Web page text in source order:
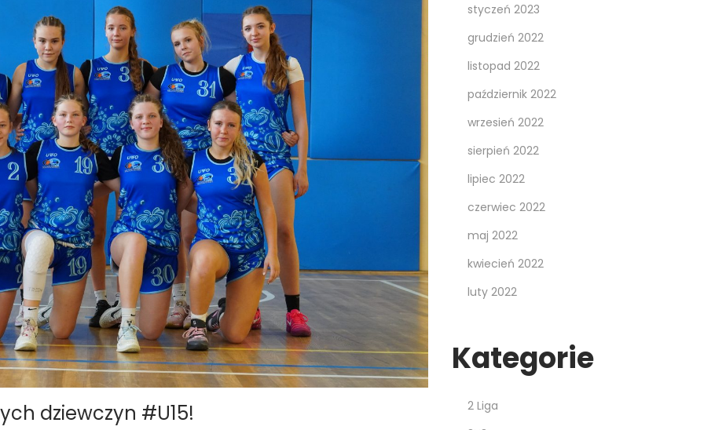
dziewczyn #U15!
styczeń 2023
grudzień 2022
listopad 2022
październik 2022
wrzesień 2022
sierpień 2022
lipiec 2022
czerwiec 2022
maj 2022
kwiecień 2022
luty 2022
Kategorie
2 Liga